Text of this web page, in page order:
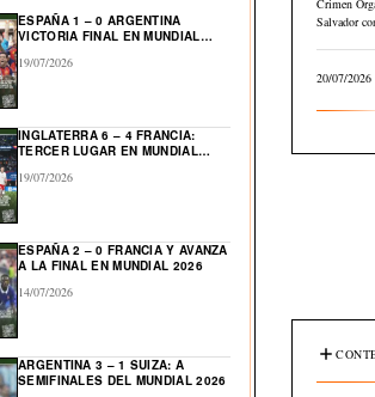
ESPAÑA 1 – 0 ARGENTINA
VICTORIA FINAL EN MUNDIAL
19/07/2026
INGLATERRA 6 – 4 FRANCIA:
TERCER LUGAR EN MUNDIAL
19/07/2026
ESPAÑA 2 – 0 FRANCIA Y AVANZA
A LA FINAL EN MUNDIAL 2026
14/07/2026
ARGENTINA 3 – 1 SUIZA: A
SEMIFINALES DEL MUNDIAL 2026
Crimen
Salvador
20/07/2026